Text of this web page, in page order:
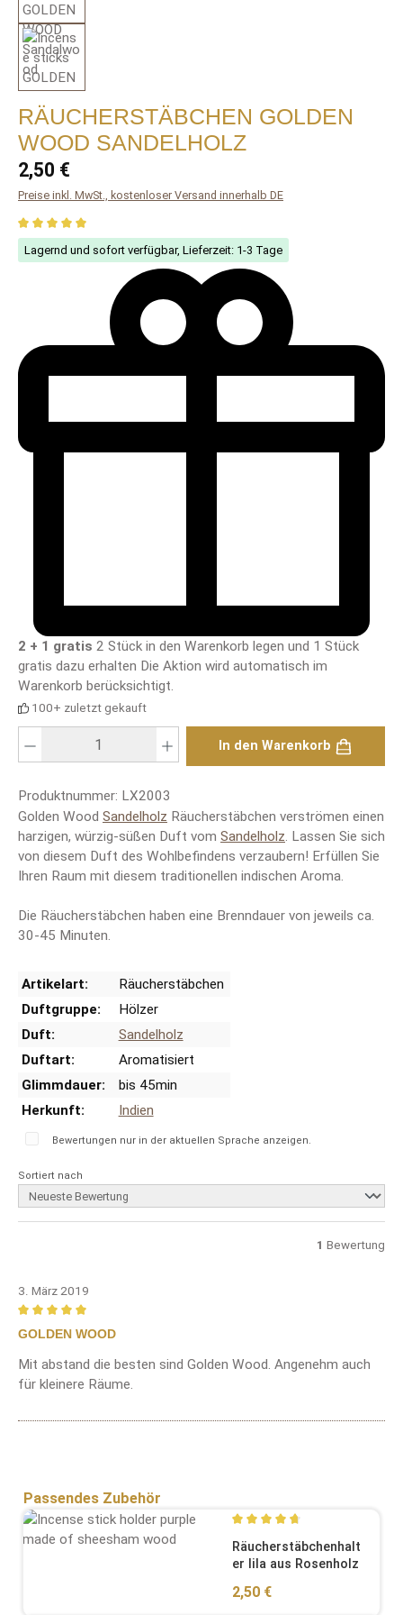
RÄUCHERSTÄBCHEN GOLDEN
WOOD SANDELHOLZ
Regulärer Preis:
2,50 €
Preise inkl. MwSt., kostenloser Versand innerhalb DE
Durchschnittliche Bewertung von 5 von 5 Sternen
Lagernd und sofort verfügbar, Lieferzeit: 1-3 Tage
2 + 1 gratis 2 Stück in den Warenkorb legen und 1 Stück
gratis dazu erhalten Die Aktion wird automatisch im
Warenkorb berücksichtigt.
100+ zuletzt gekauft
In den Warenkorb
Produktnummer: LX2003
Golden Wood Sandelholz Räucherstäbchen verströmen einen
harzigen, würzig-süßen Duft vom Sandelholz. Lassen Sie sich
von diesem Duft des Wohlbefindens verzaubern! Erfüllen Sie
Ihren Raum mit diesem traditionellen indischen Aroma.
Die Räucherstäbchen haben eine Brenndauer von jeweils ca.
30-45 Minuten.
Artikelart:
Räucherstäbchen
Duftgruppe:
Hölzer
Duft:
Sandelholz
Duftart:
Aromatisiert
Glimmdauer:
bis 45min
Herkunft:
Indien
Bewertungen nur in der aktuellen Sprache anzeigen.
Sortiert nach
1 Bewertung
3. März 2019
Bewertung mit 5 von 5 Sternen
GOLDEN WOOD
Mit abstand die besten sind Golden Wood. Angenehm auch
für kleinere Räume.
Produktgalerie überspringen
Passendes Zubehör
Durchschnittliche
Räucherstäbchenhalt
er lila aus Rosenholz
Regulärer Preis:
2,50 €